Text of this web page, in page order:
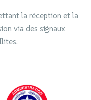
la réception et la
via des signaux